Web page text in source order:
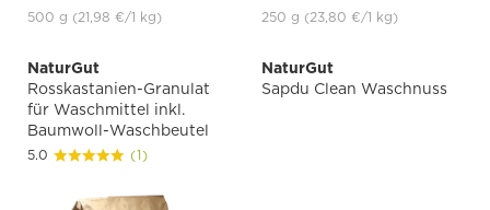
500 g (21,98 €/1 kg) 250 g (23,80 €/1 kg)
NaturGut
Rosskastanien-Granulat
für Waschmittel inkl.
Baumwoll-Waschbeutel
5.0 (1)
NaturGut
Sapdu Clean Waschnuss